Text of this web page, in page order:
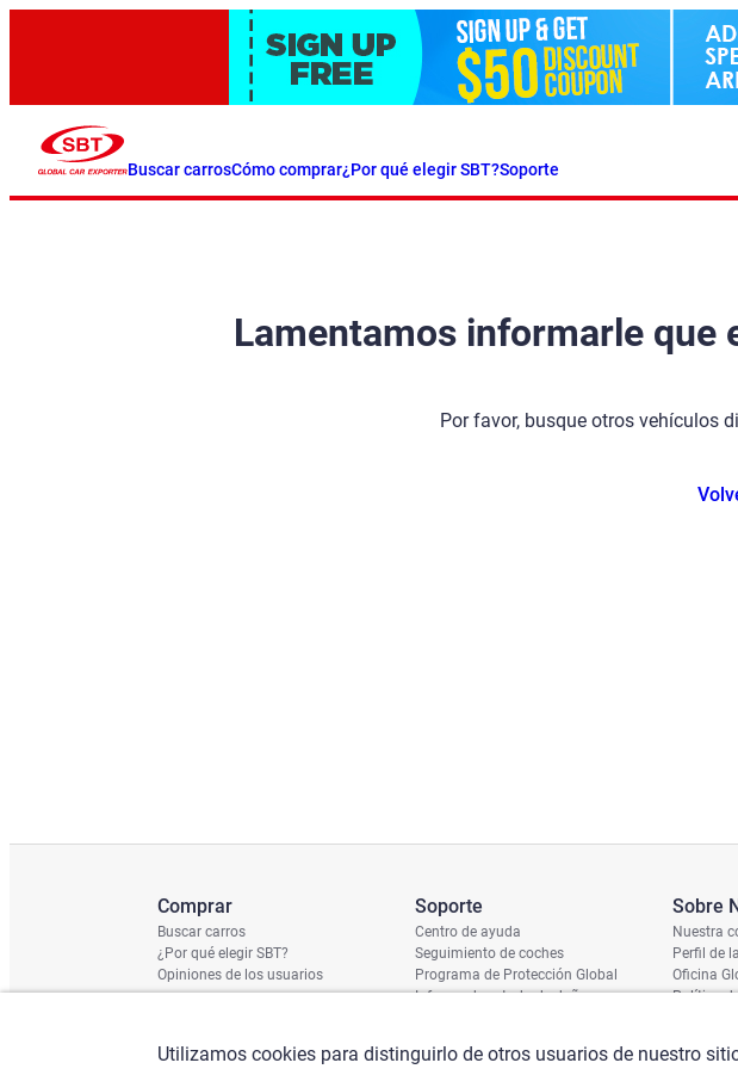
Buscar carrosCómo comprar¿Por qué elegir SBT?Soporte
Lamentamos informarle que
Por favor, busque otros vehículos
Comprar
Buscar carros
¿Por qué elegir SBT?
Opiniones de los usuarios
Soporte
Centro de ayuda
Seguimiento de coches
Programa de Protección Global
Informe de estado de daños
Sobre
Nuestra
Perfil de
Oficina
Política
Utilizamos cookies para distinguirlo de otros usuarios de nuestro